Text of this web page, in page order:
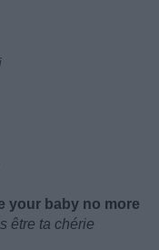
your baby no more
être ta chérie